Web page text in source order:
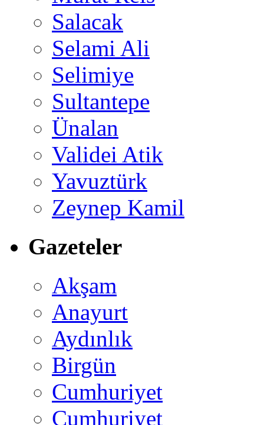
Salacak
Selami Ali
Selimiye
Sultantepe
Ünalan
Validei Atik
Yavuztürk
Zeynep Kamil
Gazeteler
Akşam
Anayurt
Aydınlık
Birgün
Cumhuriyet
Cumhuriyet